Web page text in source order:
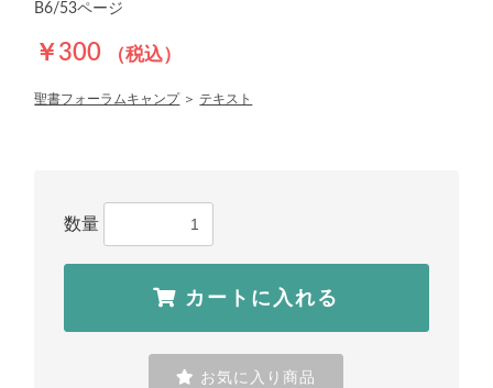
聖書フォーラムキャンプ ＞ テキスト
B6/53ページ
￥300 （税込）
数量
カートに入れる
お気に入り商品